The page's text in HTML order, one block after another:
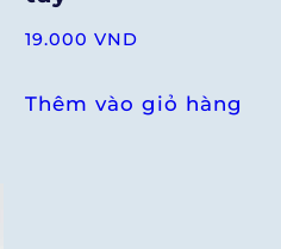
19.000 VND
Thêm vào giỏ hàng